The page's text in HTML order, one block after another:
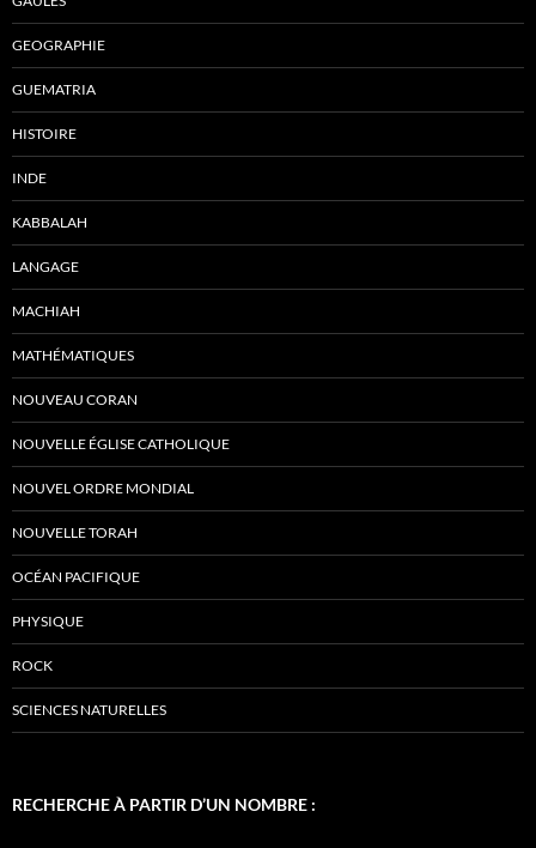
GEOGRAPHIE
GUEMATRIA
HISTOIRE
INDE
KABBALAH
LANGAGE
MACHIAH
MATHÉMATIQUES
NOUVEAU CORAN
NOUVELLE ÉGLISE CATHOLIQUE
NOUVEL ORDRE MONDIAL
NOUVELLE TORAH
OCÉAN PACIFIQUE
PHYSIQUE
ROCK
SCIENCES NATURELLES
RECHERCHE À PARTIR D’UN NOMBRE :